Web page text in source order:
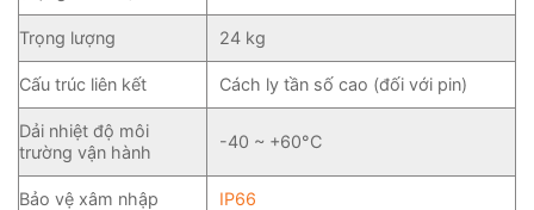
Trọng lượng 24 kg
Cấu trúc liên kết Cách ly tần số cao (đối với pin)
Dải nhiệt độ môi
trường vận hành
-40 ~ +60°C
Bảo vệ xâm nhập IP66